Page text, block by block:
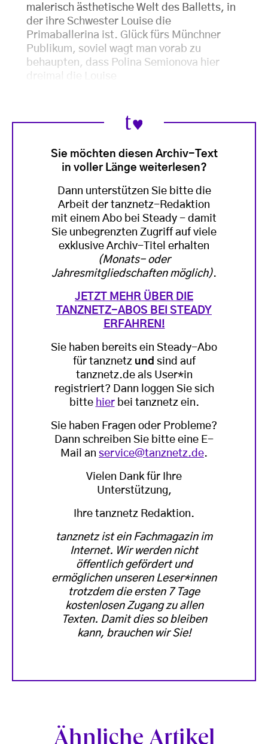
malerisch ästhetische Welt des Balletts, in
der ihre Schwester Louise die
Primaballerina ist. Glück fürs Münchner
Publikum, soviel wagt man vorab zu
behaupten, dass Polina Semionova hier
dreimal die Louise
Sie möchten diesen Archiv-Text
in voller Länge weiterlesen?
Dann unterstützen Sie bitte die
Arbeit der tanznetz-Redaktion
mit einem Abo bei Steady - damit
Sie unbegrenzten Zugriff auf viele
exklusive Archiv-Titel erhalten
(Monats- oder
Jahresmitgliedschaften möglich).
JETZT MEHR ÜBER DIE
TANZNETZ-ABOS BEI STEADY
ERFAHREN!
Sie haben bereits ein Steady-Abo
für tanznetz und sind auf
tanznetz.de als User*in
registriert? Dann loggen Sie sich
bitte hierbei tanznetz ein.
Sie haben Fragen oder Probleme?
Dann schreiben Sie bitte eine E-
Mail an service@tanznetz.de.
Vielen Dank für Ihre
Unterstützung,
Ihre tanznetz Redaktion.
tanznetz ist ein Fachmagazin im
Internet. Wir werden nicht
öffentlich gefördert und
ermöglichen unseren Leser*innen
trotzdem die ersten 7 Tage
kostenlosen Zugang zu allen
Texten. Damit dies so bleiben
kann, brauchen wir Sie!